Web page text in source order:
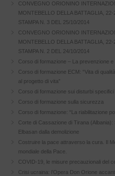
CONVEGNO ORIONINO
MONTEBELLO DELLA BATTAGLIA,
STAMPA N. 3 DEL 25/10/2014
CONVEGNO ORIONINO
MONTEBELLO DELLA BATTAGLIA,
STAMPA N. 2 DEL 24/10/2014
Corso di formazione – La prevenzione e
Corso di formazione ECM: “Vita di
al progetto di vita”
Corso di formazione sui disturbi specifici
Corso di formazione sulla sicurezza
Corso di formazione: “La riabilitazione
Corte di Cassazione di Tirana
Elbasan dalla demolizione
Costruire la pace attraverso la cura. Il
mondiale della Pace.
COVID-19, le misure precauzionali del
Crisi ucraina: l’Opera Don Orione